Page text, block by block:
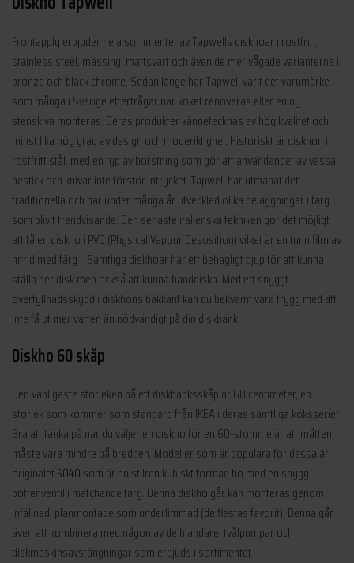
Frontapply erbjuder hela sortimentet av Tapwells diskhoar i rostfritt,
stainless steel, mässing, mattsvart och även de mer vågade varianterna i
bronze och black chrome. Sedan länge har Tapwell varit det varumärke
som många i Sverige efterfrågar när köket renoveras eller en ny
stenskiva monteras. Deras produkter kännetecknas av hög kvalitet och
minst lika hög grad av design och moderiktighet. Historiskt är diskhon i
rostfritt stål, med en typ av borstning som gör att användandet av vassa
bestick och knivar inte förstör intrycket. Tapwell har utmanat det
traditionella och har under många år utvecklad olika beläggningar i färg
som blivit trendvisande. Den senaste italienska tekniken gör det möjligt
att få en diskho i PVD (Physical Vapour Desosition) vilket är en tunn film av
nitrid med färg i. Samtliga diskhoar har ett behagligt djup för att kunna
ställa ner disk men också att kunna handdiska. Med ett snyggt
överfyllnadsskydd i diskhons bakkant kan du bekvämt vara trygg med att
inte få ut mer vatten än nödvändigt på din diskbänk.
Diskho 60 skåp
Den vanligaste storleken på ett diskbänksskåp är 60 centimeter, en
storlek som kommer som standard från IKEA i deras samtliga köksserier.
Bra att tänka på när du väljer en diskho för en 60-stomme är att måtten
måste vara mindre på bredden. Modeller som är populära för dessa är
originalet 5040 som är en stilren kubiskt formad ho med en snygg
bottenventil i matchande färg. Denna diskho går kan monteras genom
infällnad, planmontage som underlimmad (de flestas favorit). Denna går
även att kombinera med någon av de blandare, tvålpumpar och
diskmaskinsavstängningar som erbjuds i sortimentet.